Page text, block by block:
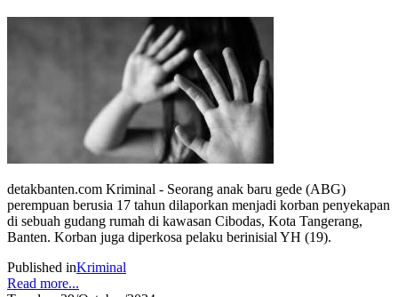
detakbanten.com Kriminal - Seorang anak baru gede (ABG)
perempuan berusia 17 tahun dilaporkan menjadi korban penyekapan
di sebuah gudang rumah di kawasan Cibodas, Kota Tangerang,
Banten. Korban juga diperkosa pelaku berinisial YH (19).
Published inKriminal
Read more...